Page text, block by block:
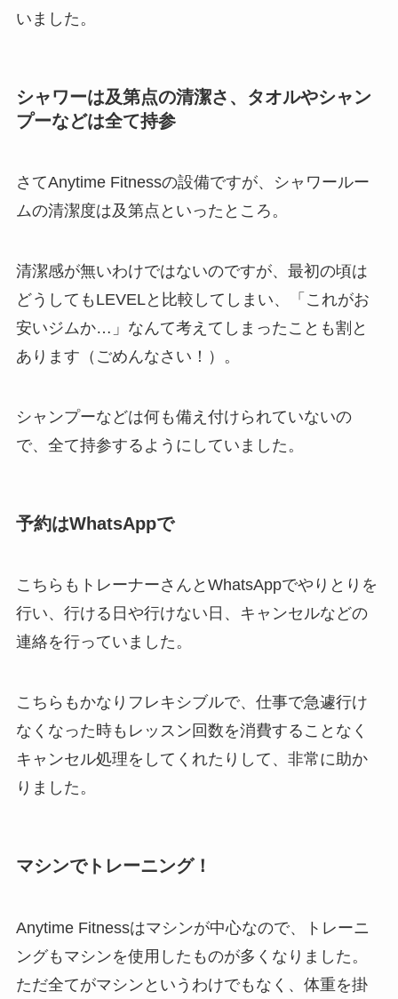
いました。
シャワーは及第点の清潔さ、タオルやシャン
プーなどは全て持参
さてAnytime Fitnessの設備ですが、シャワールー
ムの清潔度は及第点といったところ。
清潔感が無いわけではないのですが、最初の頃は
どうしてもLEVELと比較してしまい、「これがお
安いジムか…」なんて考えてしまったことも割と
あります（ごめんなさい！）。
シャンプーなどは何も備え付けられていないの
で、全て持参するようにしていました。
予約はWhatsAppで
こちらもトレーナーさんとWhatsAppでやりとりを
行い、行ける日や行けない日、キャンセルなどの
連絡を行っていました。
こちらもかなりフレキシブルで、仕事で急遽行け
なくなった時もレッスン回数を消費することなく
キャンセル処理をしてくれたりして、非常に助か
りました。
マシンでトレーニング！
Anytime Fitnessはマシンが中心なので、トレーニ
ングもマシンを使用したものが多くなりました。
ただ全てがマシンというわけでもなく、体重を掛